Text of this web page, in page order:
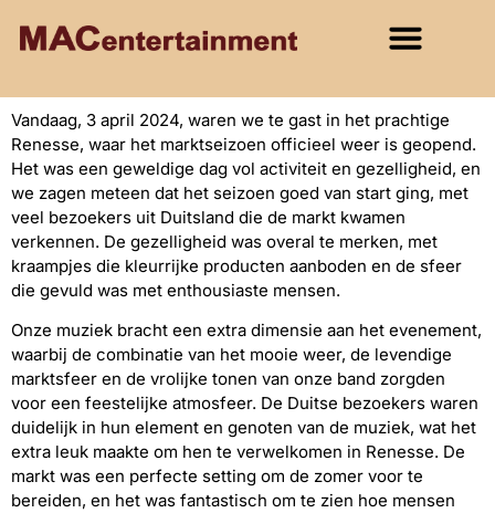
Vandaag, 3 april 2024, waren we te gast in het prachtige
Renesse, waar het marktseizoen officieel weer is geopend.
Het was een geweldige dag vol activiteit en gezelligheid, en
we zagen meteen dat het seizoen goed van start ging, met
veel bezoekers uit Duitsland die de markt kwamen
verkennen. De gezelligheid was overal te merken, met
kraampjes die kleurrijke producten aanboden en de sfeer
die gevuld was met enthousiaste mensen.
Onze muziek bracht een extra dimensie aan het evenement,
waarbij de combinatie van het mooie weer, de levendige
marktsfeer en de vrolijke tonen van onze band zorgden
voor een feestelijke atmosfeer. De Duitse bezoekers waren
duidelijk in hun element en genoten van de muziek, wat het
extra leuk maakte om hen te verwelkomen in Renesse. De
markt was een perfecte setting om de zomer voor te
bereiden, en het was fantastisch om te zien hoe mensen